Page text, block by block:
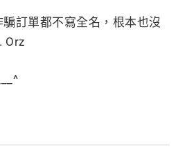
訂單都不寫全名，根本也沒
Orz